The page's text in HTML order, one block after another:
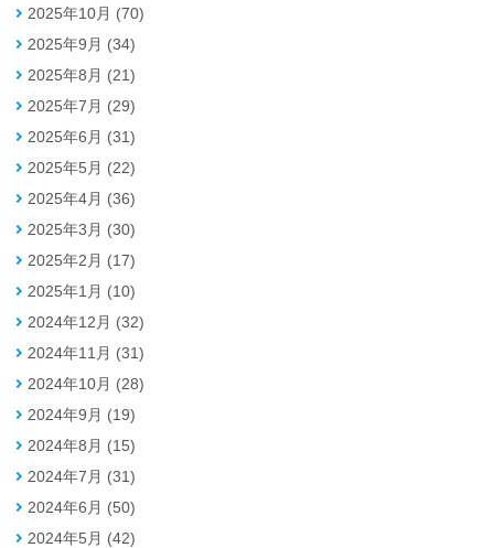
2025年10月 (70)
2025年9月 (34)
2025年8月 (21)
2025年7月 (29)
2025年6月 (31)
2025年5月 (22)
2025年4月 (36)
2025年3月 (30)
2025年2月 (17)
2025年1月 (10)
2024年12月 (32)
2024年11月 (31)
2024年10月 (28)
2024年9月 (19)
2024年8月 (15)
2024年7月 (31)
2024年6月 (50)
2024年5月 (42)